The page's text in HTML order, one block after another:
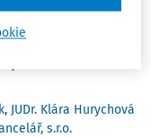
účetní
, JUDr. Klára Hurychová
s.r.o.